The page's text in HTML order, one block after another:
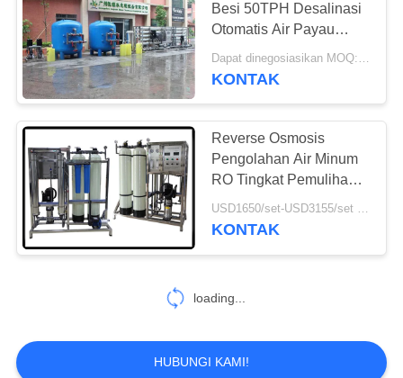
sistem desalinasi air
laut
34
Sistem Pengisian
11
Besi 50TPH Desalinasi
Otomatis Air Payau
Dengan Unit Pemurnian
Air Reverse Osmosis
Dapat dinegosiasikan MOQ:> = 1 set
KONTAK
Reverse Osmosis
Pengolahan Air Minum
RO Tingkat Pemulihan
Sistem Air 50% -75%
USD1650/set-USD3155/set MOQ:> = 1 set
KONTAK
loading...
HUBUNGI KAMI!